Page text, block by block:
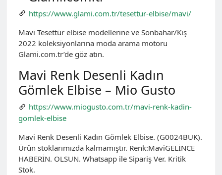
https://www.glami.com.tr/tesettur-elbise/mavi/
Mavi Tesettür elbise modellerine ve Sonbahar/Kış
2022 koleksiyonlarına moda arama motoru
Glami.com.tr’de göz atın.
Mavi Renk Desenli Kadın
Gömlek Elbise – Mio Gusto
https://www.miogusto.com.tr/mavi-renk-kadin-
gomlek-elbise
Mavi Renk Desenli Kadın Gömlek Elbise. (G0024BUK).
Ürün stoklarımızda kalmamıştır. Renk:MaviGELİNCE
HABERİN. OLSUN. Whatsapp ile Sipariş Ver. Kritik
Stok.